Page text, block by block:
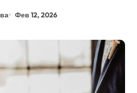
Фев 12, 2026